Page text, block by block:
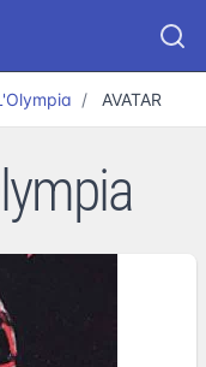
AVATAR